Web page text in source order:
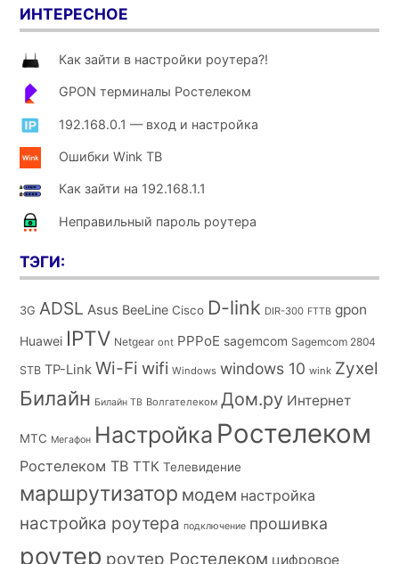
ИНТЕРЕСНОЕ
Как зайти в настройки роутера?!
GPON терминалы Ростелеком
192.168.0.1 — вход и настройка
Ошибки Wink ТВ
Как зайти на 192.168.1.1
Неправильный пароль роутера
ТЭГИ:
3G ADSL Asus BeeLine Cisco D-link DIR-300 FTTB gpon
Huawei IPTV Netgear ont PPPoE sagemcom Sagemcom 2804
STB TP-Link Wi-Fi wifi Windows windows 10 wink Zyxel
Билайн Билайн ТВ Волгателеком Дом.ру Интернет
МТС Мегафон Настройка Ростелеком
Ростелеком ТВ ТТК Телевидение
маршрутизатор модем настройка
настройка роутера подключение прошивка
роутер роутер Ростелеком цифровое